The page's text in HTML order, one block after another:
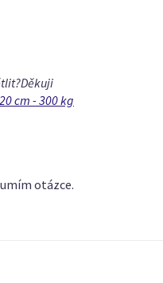
cm - 300 kg
otázce.